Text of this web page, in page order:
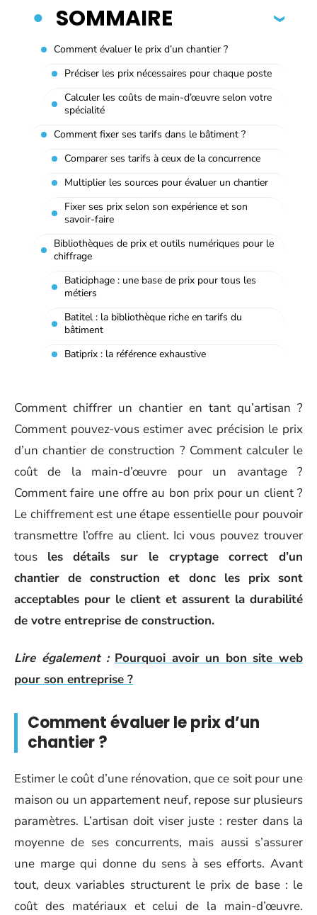
SOMMAIRE
Comment évaluer le prix d’un chantier ?
Préciser les prix nécessaires pour chaque poste
Calculer les coûts de main-d’œuvre selon votre
spécialité
Comment fixer ses tarifs dans le bâtiment ?
Comparer ses tarifs à ceux de la concurrence
Multiplier les sources pour évaluer un chantier
Fixer ses prix selon son expérience et son
savoir-faire
Bibliothèques de prix et outils numériques pour le
chiffrage
Baticiphage : une base de prix pour tous les
métiers
Batitel : la bibliothèque riche en tarifs du
bâtiment
Batiprix : la référence exhaustive
Comment chiffrer un chantier en tant qu’artisan ?
Comment pouvez-vous estimer avec précision le prix
d’un chantier de construction ? Comment calculer le
coût de la main-d’œuvre pour un avantage ?
Comment faire une offre au bon prix pour un client ?
Le chiffrement est une étape essentielle pour pouvoir
transmettre l’offre au client. Ici vous pouvez trouver
tous les détails sur le cryptage correct d’un
chantier de construction et donc les prix sont
acceptables pour le client et assurent la durabilité
de votre entreprise de construction.
Lire également : Pourquoi avoir un bon site web
pour son entreprise ?
Comment évaluer le prix d’un
chantier ?
Estimer le coût d’une rénovation, que ce soit pour une
maison ou un appartement neuf, repose sur plusieurs
paramètres. L’artisan doit viser juste : rester dans la
moyenne de ses concurrents, mais aussi s’assurer
une marge qui donne du sens à ses efforts. Avant
tout, deux variables structurent le prix de base : le
coût des matériaux et celui de la main-d’œuvre.